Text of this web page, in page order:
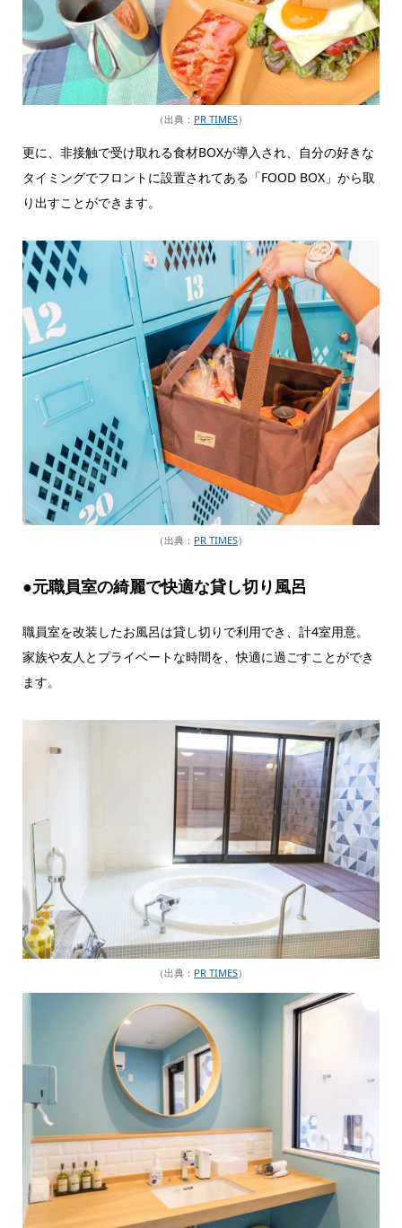
（出典： PR TIMES）
更に、非接触で受け取れる食材BOXが導入され、自分の好きな
タイミングでフロントに設置されてある「FOOD BOX」から取
り出すことができます。
（出典： PR TIMES）
●元職員室の綺麗で快適な貸し切り風呂
職員室を改装したお風呂は貸し切りで利用でき、計4室用意。
家族や友人とプライベートな時間を、快適に過ごすことができ
ます。
（出典： PR TIMES）